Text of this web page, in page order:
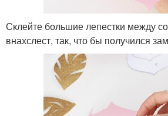
Склейте большие лепестки между
внахслест, так, что бы получился